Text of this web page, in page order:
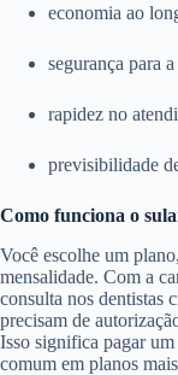
economia ao
segurança para
rapidez no
previsibilidade
Como funciona o
Você escolhe um
mensalidade. Com a
consulta nos dentistas
precisam de
Isso significa pagar
comum em planos